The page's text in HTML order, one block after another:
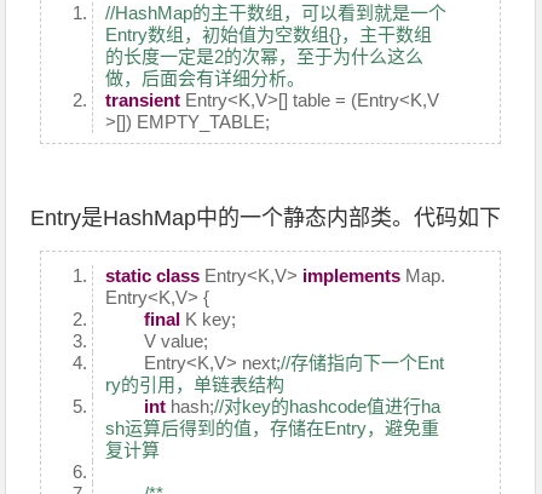
//HashMap的主干数组，可以看到就是一个
Entry数组，初始值为空数组{}，主干数组
的长度一定是2的次幂，至于为什么这么
做，后面会有详细分析。
transient Entry<K,V>[] table = (Entry<K,V
>[]) EMPTY_TABLE;
Entry是HashMap中的一个静态内部类。代码如下
static class Entry<K,V> implements Map.
Entry<K,V> {
final K key;
V value;
Entry<K,V> next;//存储指向下一个Ent
ry的引用，单链表结构
int hash;//对key的hashcode值进行ha
sh运算后得到的值，存储在Entry，避免重
复计算